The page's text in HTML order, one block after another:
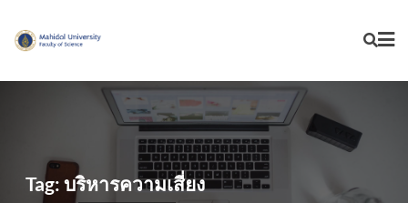
content
Tag: บริหารความเสี่ยง